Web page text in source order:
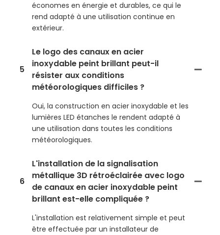
économes en énergie et durables, ce qui le
rend adapté à une utilisation continue en
extérieur.
5
Le logo des canaux en acier
inoxydable peint brillant peut-il
résister aux conditions
météorologiques difficiles ?
Oui, la construction en acier inoxydable et les
lumières LED étanches le rendent adapté à
une utilisation dans toutes les conditions
météorologiques.
6
L'installation de la signalisation
métallique 3D rétroéclairée avec logo
de canaux en acier inoxydable peint
brillant est-elle compliquée ?
L'installation est relativement simple et peut
être effectuée par un installateur de